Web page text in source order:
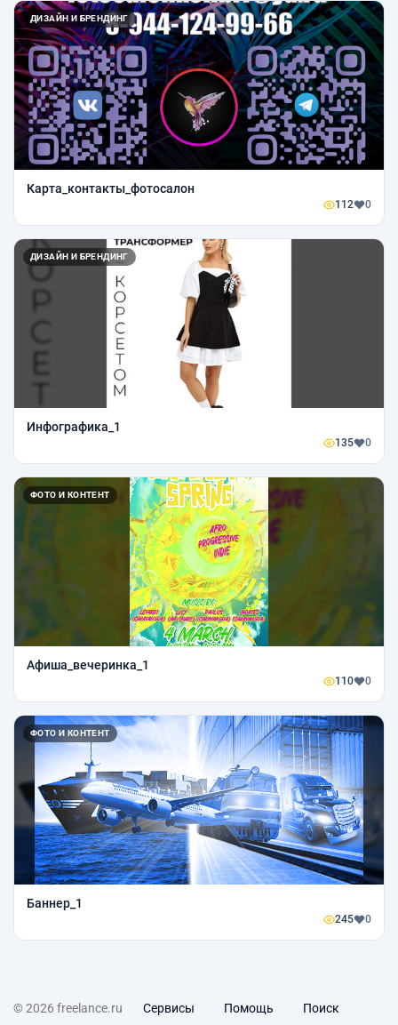
ДИЗАЙН И БРЕНДИНГ
Карта_контакты_фотосалон
112 0
ДИЗАЙН И БРЕНДИНГ
Инфографика_1
135 0
ФОТО И КОНТЕНТ
Афиша_вечеринка_1
110 0
ФОТО И КОНТЕНТ
Баннер_1
245 0
© 2026 freelance.ru Сервисы Помощь Поиск